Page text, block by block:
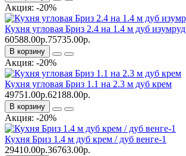
Акция: -20%
Кухня угловая Бриз 2.4 на 1.4 м дуб изумруд
60588.00р.75735.00р.
В корзину
Акция: -20%
Кухня угловая Бриз 1.1 на 2.3 м дуб крем
49751.00р.62188.00р.
В корзину
Акция: -20%
Кухня Бриз 1.4 м дуб крем / дуб венге-1
29410.00р.36763.00р.